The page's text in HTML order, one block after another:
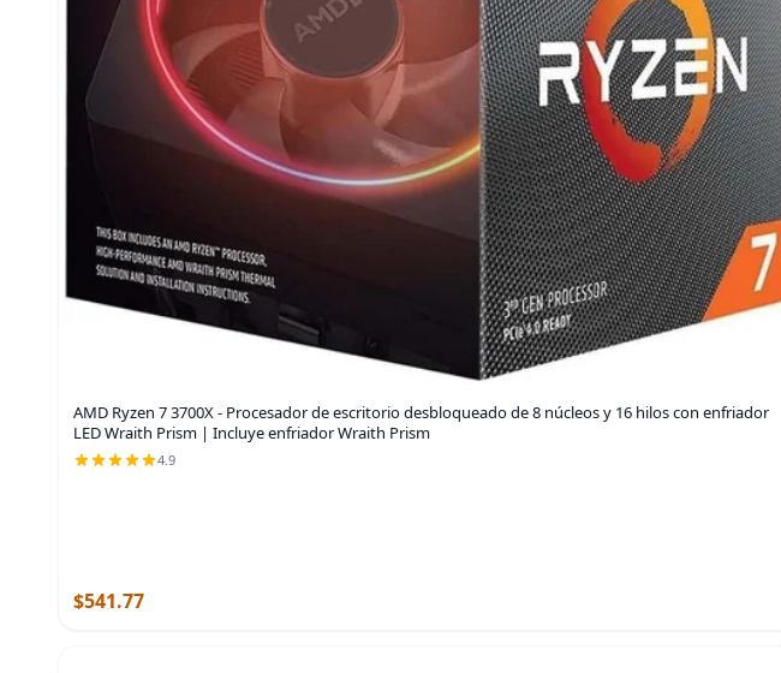
AMD Ryzen 7 3700X - Procesador de escritorio desbloqueado de 8 núcleos y 16 hilos con enfriador
LED Wraith Prism | Incluye enfriador Wraith Prism
4.9
$541.77